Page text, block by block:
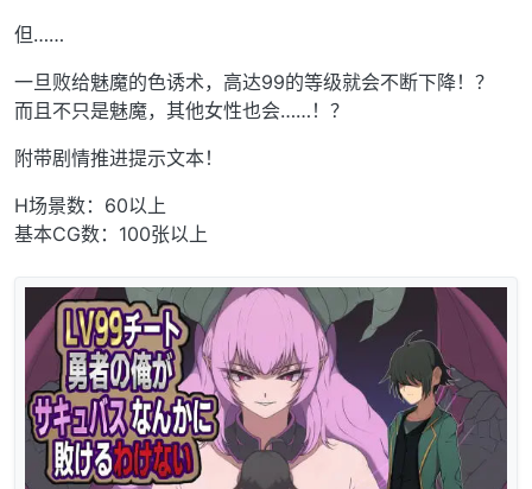
但……
一旦败给魅魔的色诱术，高达99的等级就会不断下降！？
而且不只是魅魔，其他女性也会……！？
附带剧情推进提示文本！
H场景数：60以上
基本CG数：100张以上